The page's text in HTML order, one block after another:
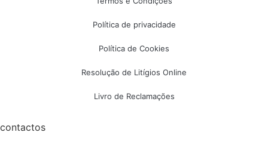
Política de privacidade
Política de Cookies
Resolução de Litígios Online
Livro de Reclamações
contactos